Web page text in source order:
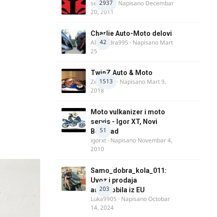
2937
seba011 · Napisano Decembar
20, 2011
42
Charlie Auto-Moto delovi
Alexandra995 · Napisano Mart
25
1513
TwinZ Auto & Moto
Zeljkamp · Napisano Mart 9,
2018
51
Moto vulkanizer i moto
servis - Igor XT, Novi
Beograd
igorxt · Napisano Novembar 4,
2010
203
Samo_dobra_kola_011:
Uvoz i prodaja
automobila iz EU
Luka9905 · NapisanoOctobar
14, 2024